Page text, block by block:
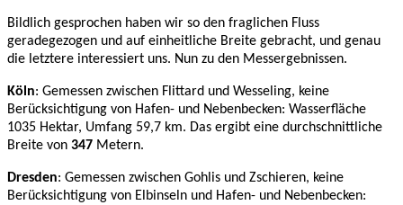
Bildlich gesprochen haben wir so den fraglichen Fluss
geradegezogen und auf einheitliche Breite gebracht, und genau
die letztere interessiert uns. Nun zu den Messergebnissen.
Köln: Gemessen zwischen Flittard und Wesseling, keine
Berücksichtigung von Hafen- und Nebenbecken: Wasserfläche
1035 Hektar, Umfang 59,7 km. Das ergibt eine durchschnittliche
Breite von 347 Metern.
Dresden: Gemessen zwischen Gohlis und Zschieren, keine
Berücksichtigung von Elbinseln und Hafen- und Nebenbecken: